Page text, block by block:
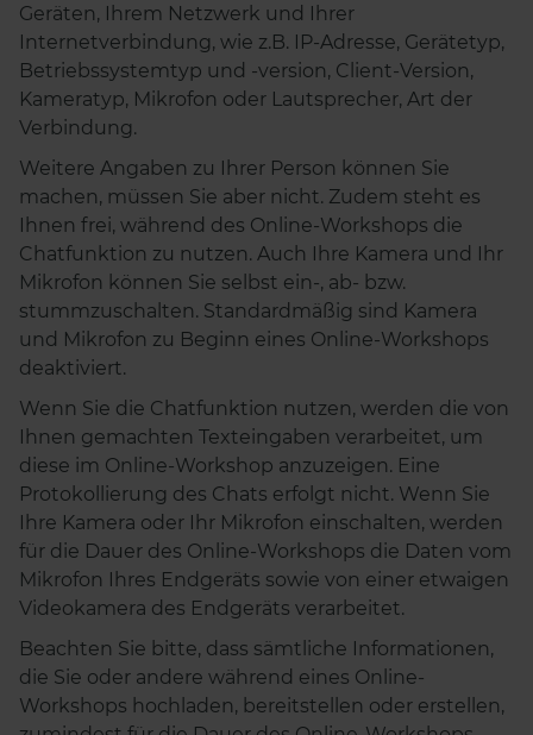
Geräten, Ihrem Netzwerk und Ihrer
Internetverbindung, wie z.B. IP-Adresse, Gerätetyp,
Betriebssystemtyp und -version, Client-Version,
Kameratyp, Mikrofon oder Lautsprecher, Art der
Verbindung.
Weitere Angaben zu Ihrer Person können Sie
machen, müssen Sie aber nicht. Zudem steht es
Ihnen frei, während des Online-Workshops die
Chatfunktion zu nutzen. Auch Ihre Kamera und Ihr
Mikrofon können Sie selbst ein-, ab- bzw.
stummzuschalten. Standardmäßig sind Kamera
und Mikrofon zu Beginn eines Online-Workshops
deaktiviert.
Wenn Sie die Chatfunktion nutzen, werden die von
Ihnen gemachten Texteingaben verarbeitet, um
diese im Online-Workshop anzuzeigen. Eine
Protokollierung des Chats erfolgt nicht. Wenn Sie
Ihre Kamera oder Ihr Mikrofon einschalten, werden
für die Dauer des Online-Workshops die Daten vom
Mikrofon Ihres Endgeräts sowie von einer etwaigen
Videokamera des Endgeräts verarbeitet.
Beachten Sie bitte, dass sämtliche Informationen,
die Sie oder andere während eines Online-
Workshops hochladen, bereitstellen oder erstellen,